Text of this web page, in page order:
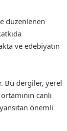
düzenlenen
ve edebiyatın
Bu dergiler, yerel
canlı
önemli